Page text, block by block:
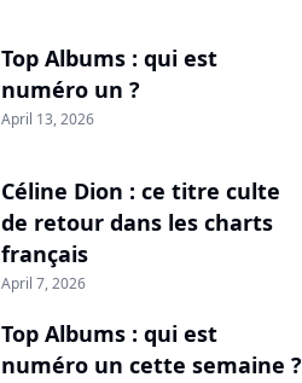
Top Albums : qui est
numéro un ?
April 13, 2026
Céline Dion : ce titre culte
de retour dans les charts
français
April 7, 2026
Top Albums : qui est
numéro un cette semaine ?